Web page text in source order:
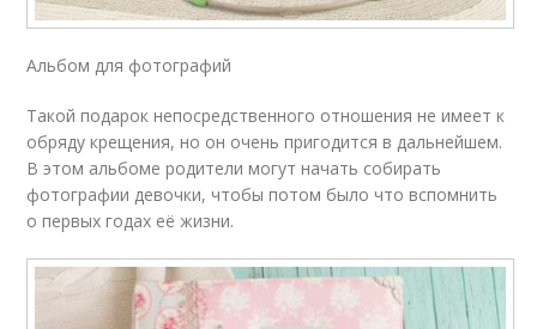
Альбом для фотографий
Такой подарок непосредственного отношения не имеет к
обряду крещения, но он очень пригодится в дальнейшем.
В этом альбоме родители могут начать собирать
фотографии девочки, чтобы потом было что вспомнить
о первых годах её жизни.